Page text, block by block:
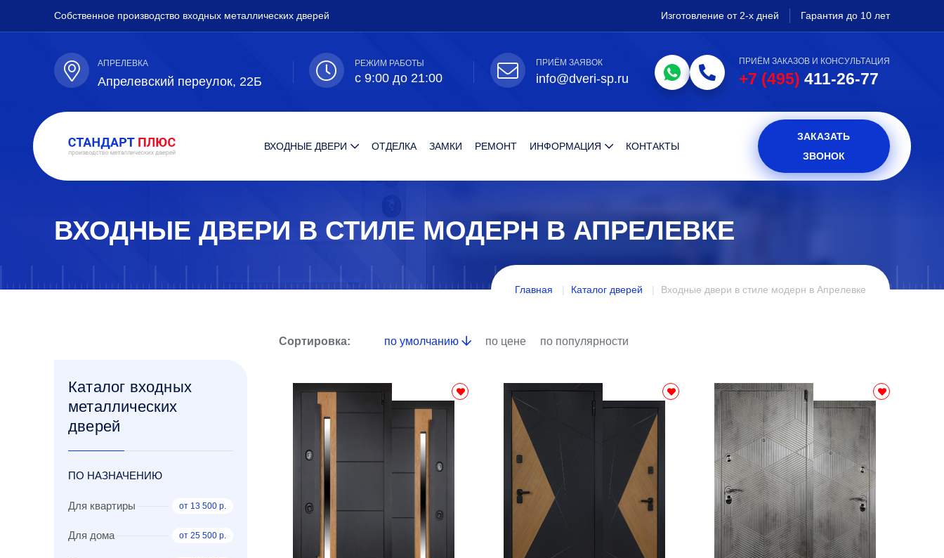
Собственное производство входных металлических дверей Изготовление от 2-х дней Гарантия до 10 лет
АПРЕЛЕВКА
Апрелевский переулок, 22Б
РЕЖИМ РАБОТЫ
с 9:00 до 21:00
ПРИЁМ ЗАЯВОК
info@dveri-sp.ru
ПРИЁМ ЗАКАЗОВ И КОНСУЛЬТАЦИЯ
+7 (495) 411-26-77
ВХОДНЫЕ ДВЕРИ ОТДЕЛКА ЗАМКИ РЕМОНТ ИНФОРМАЦИЯ КОНТАКТЫ
ЗАКАЗАТЬ
ЗВОНОК
ВХОДНЫЕ ДВЕРИ В СТИЛЕ МОДЕРН В АПРЕЛЕВКЕ
Главная Каталог дверей Входные двери в стиле модерн в Апрелевке
Каталог входных
металлических
дверей
ПО НАЗНАЧЕНИЮ
Для квартиры от 13 500 р.
Для дома от 25 500 р.
Сортировка: по умолчанию по цене по популярности